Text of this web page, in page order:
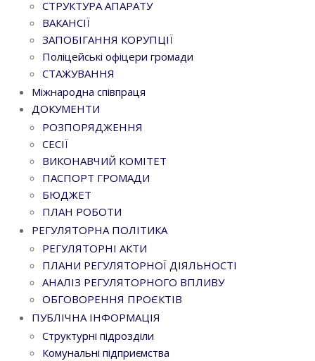
СТРУКТУРА АПАРАТУ
ВАКАНСІЇ
ЗАПОБІГАННЯ КОРУПЦІЇ
Поліцейські офіцери громади
СТАЖУВАННЯ
Міжнародна співпраця
ДОКУМЕНТИ
РОЗПОРЯДЖЕННЯ
СЕСІЇ
ВИКОНАВЧИЙ КОМІТЕТ
ПАСПОРТ ГРОМАДИ
БЮДЖЕТ
ПЛАН РОБОТИ
РЕГУЛЯТОРНА ПОЛІТИКА
РЕГУЛЯТОРНІ АКТИ
ПЛАНИ РЕГУЛЯТОРНОЇ ДІЯЛЬНОСТІ
АНАЛІЗ РЕГУЛЯТОРНОГО ВПЛИВУ
ОБГОВОРЕННЯ ПРОЄКТІВ
ПУБЛІЧНА ІНФОРМАЦІЯ
Структурні підрозділи
Комунальні підприємства